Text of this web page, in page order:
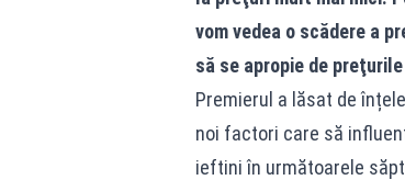
vom vedea o scădere a
să se apropie de
Premierul a lăsat de
noi factori care să
ieftini în următoarele